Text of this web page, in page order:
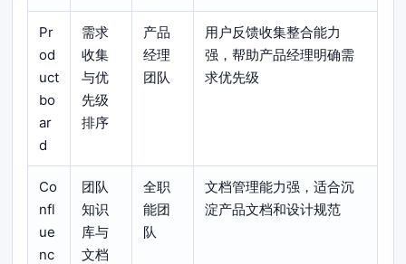
Pr
od
uct
bo
ar
d
需求
收集
与优
先级
排序
产品
经理
团队
用户反馈收集整合能力
强，帮助产品经理明确需
求优先级
Co
nfl
ue
nc
团队
知识
库与
文档
全职
能团
队
文档管理能力强，适合沉
淀产品文档和设计规范